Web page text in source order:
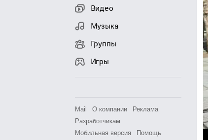
Видео
Музыка
Группы
Игры
Mail О компании
Реклама
Разработчикам
Мобильная версия
Помощь